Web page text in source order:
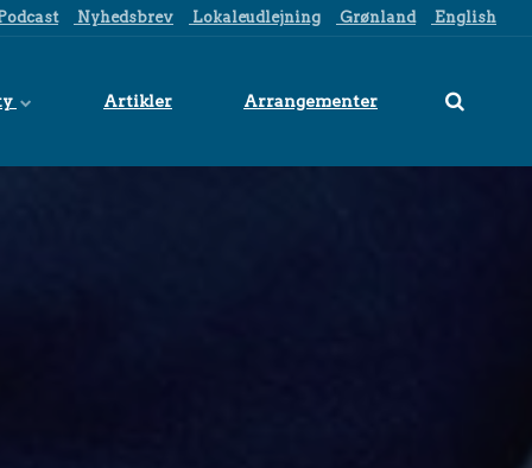
Nyhedsbrev Lokaleudlejning Grønland English
Artikler Arrangementer